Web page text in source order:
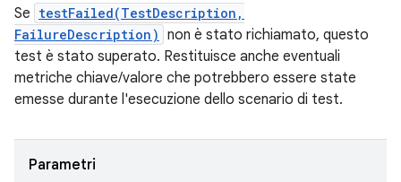
Se testFailed(TestDescription,
FailureDescription) non è stato richiamato, questo
test è stato superato. Restituisce anche eventuali
metriche chiave/valore che potrebbero essere state
emesse durante l'esecuzione dello scenario di test.
Parametri